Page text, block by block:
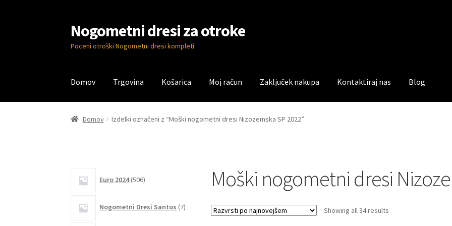
Skip
to
navigation
Skip
to
content
Nogometni dresi za otroke
Poceni otroški Nogometni dresi kompleti
Domov Trgovina Košarica Moj račun Zaključek nakupa Kontaktiraj nas Blog
Domov Blog Kontaktiraj nasKošarica Moj račun Trgovina Zaključek nakupa
Domov Izdelki označeni z “Moški nogometni dresi Nizozemska SP 2022”
Moški nogometni dresi
Showing all 34 resultsSorted
Euro 2024 506izdelkov
Nogometni Dresi Santos 7izdelkov